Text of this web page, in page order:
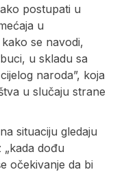
postupati u
u
se navodi,
u skladu sa
naroda”, koja
u slučaju strane
situaciju gledaju
dođu
očekivanje da bi